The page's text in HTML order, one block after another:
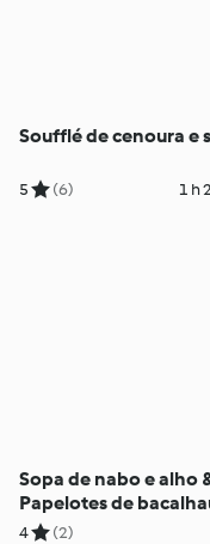
Soufflé de cenoura e
5 (6) 1 h
Sopa de nabo e alho
Papelotes de
com batata, azeitonas
4 (2)